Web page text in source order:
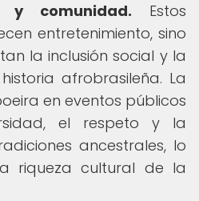
y comunidad. Estos
entretenimiento, sino
la inclusión social y la
afrobrasileña. La
en eventos públicos
el respeto y la
ancestrales, lo
riqueza cultural de la